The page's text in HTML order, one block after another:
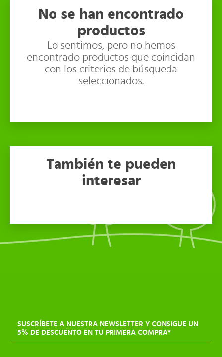
No se han encontrado
productos
Lo sentimos, pero no hemos
encontrado productos que coincidan
con los criterios de búsqueda
seleccionados.
También te pueden
interesar
SUSCRÍBETE A NUESTRA NEWSLETTER Y CONSIGUE UN
5% DE DESCUENTO EN TU PRIMERA COMPRA*